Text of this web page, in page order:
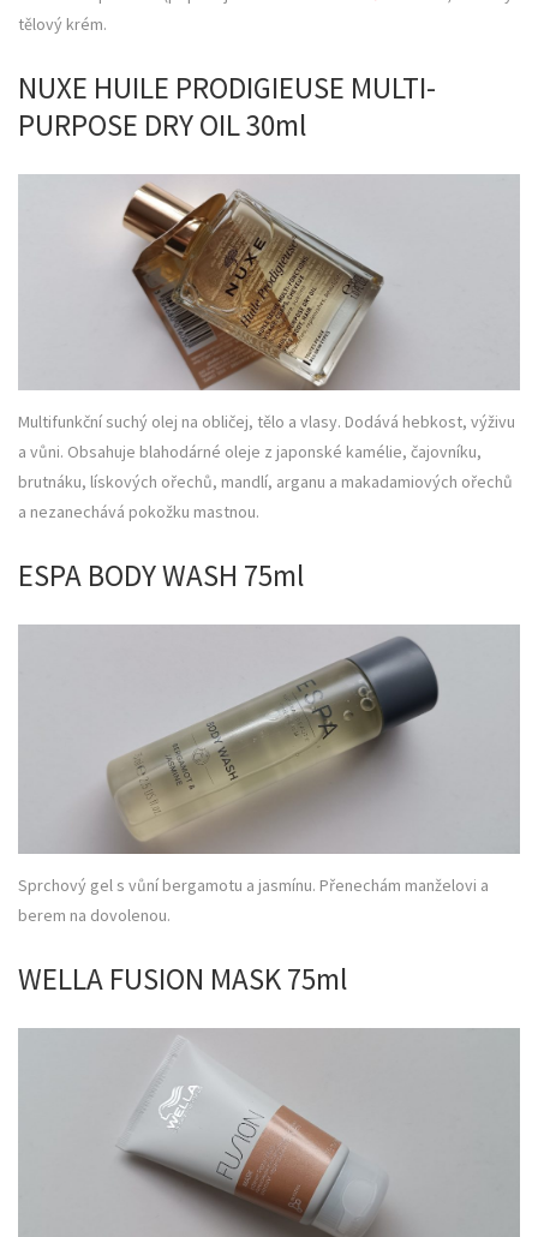
tělový krém.
NUXE HUILE PRODIGIEUSE MULTI-
PURPOSE DRY OIL 30ml
Multifunkční suchý olej na obličej, tělo a vlasy. Dodává hebkost, výživu
a vůni. Obsahuje blahodárné oleje z japonské kamélie, čajovníku,
brutnáku, lískových ořechů, mandlí, arganu a makadamiových ořechů
a nezanechává pokožku mastnou.
ESPA BODY WASH 75ml
Sprchový gel s vůní bergamotu a jasmínu. Přenechám manželovi a
berem na dovolenou.
WELLA FUSION MASK 75ml